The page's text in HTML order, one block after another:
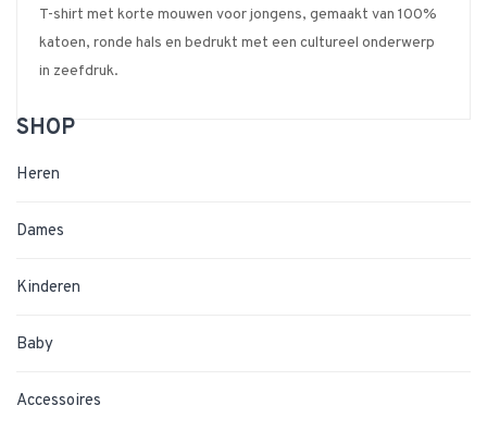
T-shirt met korte mouwen voor jongens, gemaakt van 100%
katoen, ronde hals en bedrukt met een cultureel onderwerp
in zeefdruk.
SHOP
Heren
Dames
Kinderen
Baby
Accessoires